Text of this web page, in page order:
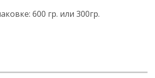
600 гр. или 300гр.